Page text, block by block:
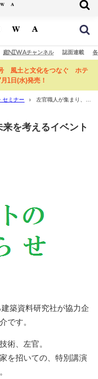
庭NIWAチャンネル 誌面連載
風土と文化をつなぐ ホテ
1日(水)発売！
セミナー
左官職人が集まり、左
を考えるイベント
築資料研究社が協力企
です。
術、左官。
を招いての、特別講演